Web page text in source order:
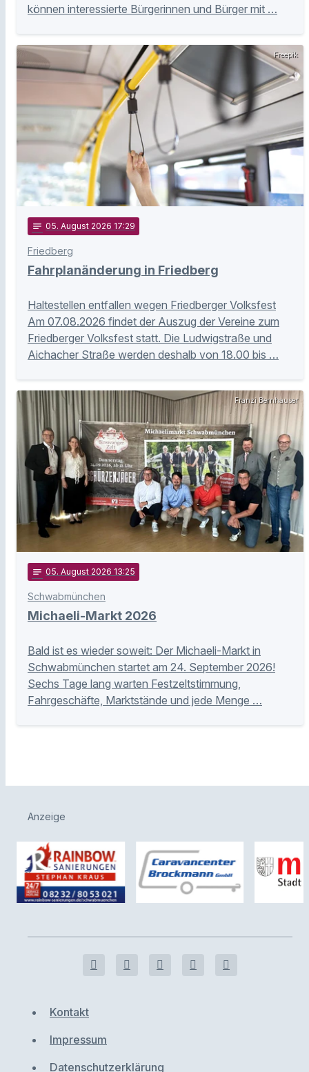
können interessierte Bürgerinnen und Bürger mit …
Freepik
notes 05. August 2026 17:29
Friedberg
Fahrplanänderung in Friedberg
Haltestellen entfallen wegen Friedberger Volksfest
Am 07.08.2026 findet der Auszug der Vereine zum
Friedberger Volksfest statt. Die Ludwigstraße und
Aichacher Straße werden deshalb von 18.00 bis …
Franzi Bernhauser
notes 05. August 2026 13:25
Schwabmünchen
Michaeli-Markt 2026
Bald ist es wieder soweit: Der Michaeli-Markt in
Schwabmünchen startet am 24. September 2026!
Sechs Tage lang warten Festzeltstimmung,
Fahrgeschäfte, Marktstände und jede Menge …
Anzeige
Kontakt
Impressum
Datenschutzerklärung